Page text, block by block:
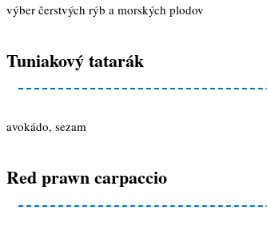
výber čerstvých rýb a morských plodov
Tuniakový tatarák
avokádo, sezam
Red prawn carpaccio